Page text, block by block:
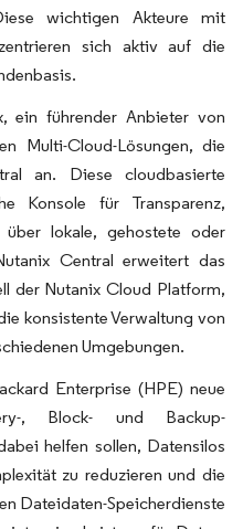
wichtigen Akteure mit
sich aktiv auf die
ein führender Anbieter von
Multi-Cloud-Lösungen, die
an. Diese cloudbasierte
Konsole für Transparenz,
über lokale, gehostete oder
Central erweitert das
der Nutanix Cloud Platform,
konsistente Verwaltung von
Umgebungen.
Enterprise (HPE) neue
, Block- und Backup-
helfen sollen, Datensilos
zu reduzieren und die
Dateidaten-Speicherdienste